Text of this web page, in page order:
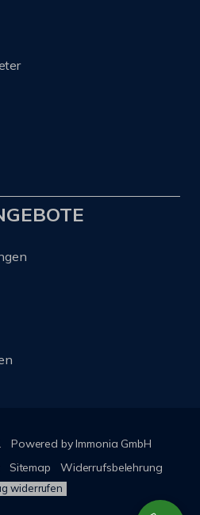
Powered by Immonia GmbH
Sitemap Widerrufsbelehrung
widerrufen